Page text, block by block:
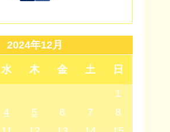
2024年12月
水 木 金 土 日
1
4 5 6 7
8